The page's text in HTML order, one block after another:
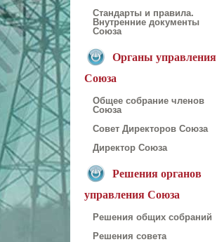
Стандарты и правила.
Внутренние документы
Союза
Органы управления
Союза
Общее собрание членов
Союза
Совет Директоров Союза
Директор Союза
Решения органов
управления Союза
Решения общих собраний
Решения совета